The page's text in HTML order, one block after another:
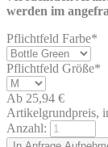
werden im
Pflichtfeld Farbe*
Pflichtfeld Größe*
Ab 25,94 €
Artikelgrundpreis,
Anzahl: